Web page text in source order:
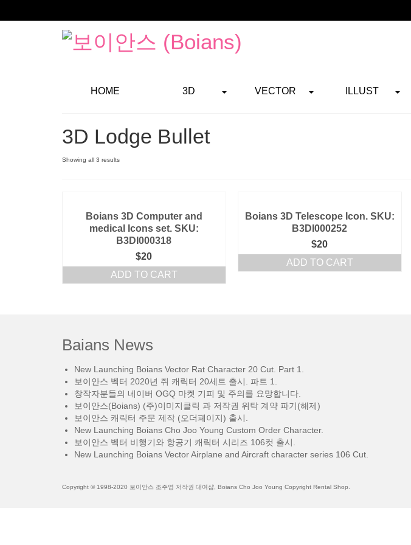
HOME 3D VECTOR ILLUST
3D Lodge Bullet
Showing all 3 results
Boians 3D Computer and
medical Icons set. SKU:
B3DI000318
$20
ADD TO CART
Boians 3D Telescope Icon. SKU:
B3DI000252
$20
ADD TO CART
Baians News
New Launching Boians Vector Rat Character 20 Cut. Part 1.
보이안스 벡터 2020년 쥐 캐릭터 20세트 출시. 파트 1.
창작자분들의 네이버 OGQ 마켓 기피 및 주의를 요망합니다.
보이안스(Boians) (주)이미지클릭 과 저작권 위탁 계약 파기(해제)
보이안스 캐릭터 주문 제작 (오더페이지) 출시.
New Launching Boians Cho Joo Young Custom Order Character.
보이안스 벡터 비행기와 항공기 캐릭터 시리즈 106컷 출시.
New Launching Boians Vector Airplane and Aircraft character series 106 Cut.
Copyright © 1998-2020 보이안스 조주영 저작권 대여샵, Boians Cho Joo Young Copyright Rental Shop.